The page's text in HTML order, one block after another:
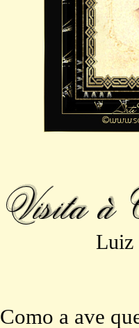
Luiz
Como a ave